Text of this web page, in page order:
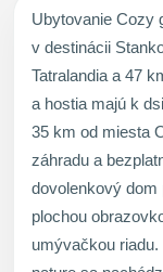
Ubytovanie Cozy
v destinácii
Tatralandia a 47
a hostia majú k
35 km od miesta
záhradu a
dovolenkový dom
plochou
umývačkou